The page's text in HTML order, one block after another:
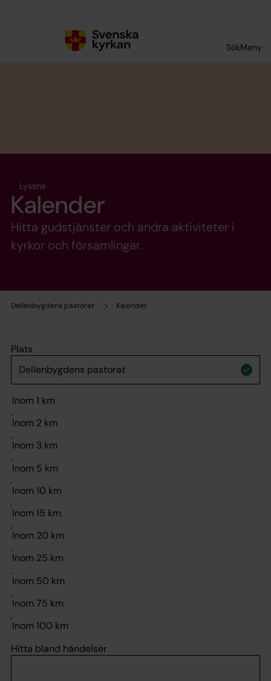
SökMeny
Dellenbygdens pastorat Kalender
Lyssna
Kalender
Hitta gudstjänster och andra aktiviteter i
kyrkor och församlingar.
Plats
,
,
,
,
,
,
,
,
,
,
Hitta bland händelser